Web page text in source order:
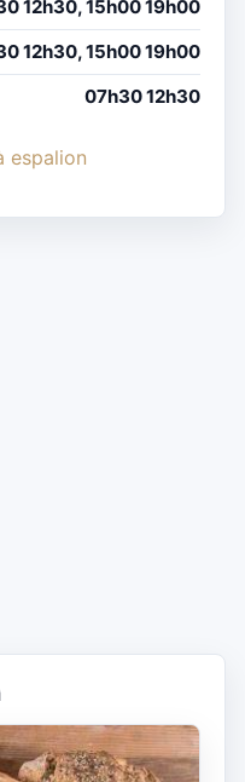
12h30, 15h00 19h00
12h30, 15h00 19h00
07h30 12h30
espalion